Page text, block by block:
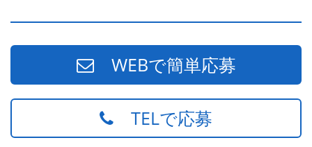
WEBで簡単応募
TELで応募